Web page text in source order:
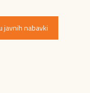
javnih nabavki